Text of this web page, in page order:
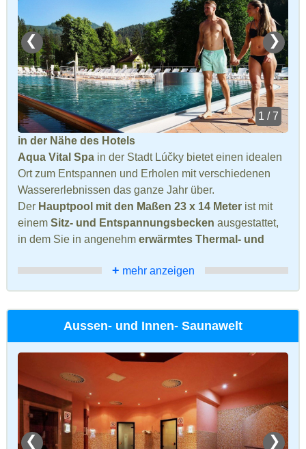
❮ ❯
1 / 7
in der Nähe des Hotels
Aqua Vital Spa in der Stadt Lúčky bietet einen idealen
Ort zum Entspannen und Erholen mit verschiedenen
Wassererlebnissen das ganze Jahr über.
Der Hauptpool mit den Maßen 23 x 14 Meter ist mit
einem Sitz- und Entspannungsbecken ausgestattet,
in dem Sie in angenehm erwärmtes Thermal- und
+ mehr anzeigen
Aussen- und Innen- Saunawelt
❮ ❯